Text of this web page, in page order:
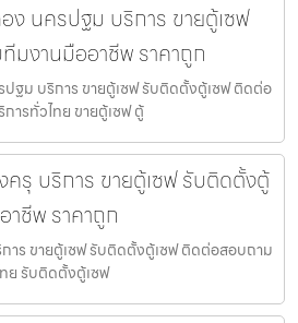
ง นครปฐม บริการ ขายตู้เซฟ
มงานมืออาชีพ ราคาถูก
ปฐม บริการ ขายตู้เซฟ รับติดตั้งตู้เซฟ ติดต่อ
ารทั่วไทย ขายตู้เซฟ ตู้
ครุ บริการ ขายตู้เซฟ รับติดตั้งตู้
าชีพ ราคาถูก
าร ขายตู้เซฟ รับติดตั้งตู้เซฟ ติดต่อสอบถาม
ย รับติดตั้งตู้เซฟ